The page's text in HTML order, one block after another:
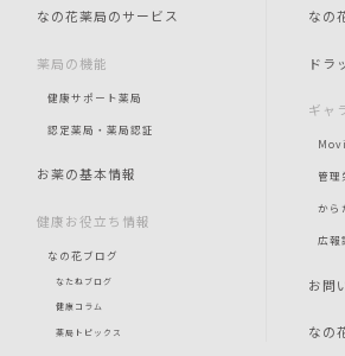
なの花薬局のサービス
薬局の機能
健康サポート薬局
認定薬局・薬局認証
お薬の基本情報
健康お役立ち情報
なの花ブログ
なたねブログ
健康コラム
薬局トピックス
なの
ドラ
ギャ
管理
から
広報
お問
なの